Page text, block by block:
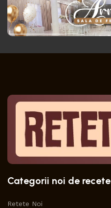
Categorii noi de recete
Retete Noi